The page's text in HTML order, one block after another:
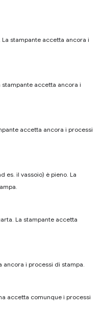
stampante accetta ancora i
accetta ancora i
accetta ancora i processi
es. il vassoio) è pieno. La
La stampante accetta
ancora i processi di stampa.
accetta comunque i processi